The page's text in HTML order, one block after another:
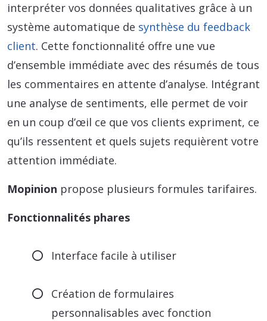
interpréter vos données qualitatives grâce à un
système automatique de synthèse du feedback
client. Cette fonctionnalité offre une vue
d’ensemble immédiate avec des résumés de tous
les commentaires en attente d’analyse. Intégrant
une analyse de sentiments, elle permet de voir
en un coup d’œil ce que vos clients expriment, ce
qu’ils ressentent et quels sujets requièrent votre
attention immédiate.
Mopinion propose plusieurs formules tarifaires.
Fonctionnalités phares
Interface facile à utiliser
Création de formulaires
personnalisables avec fonction